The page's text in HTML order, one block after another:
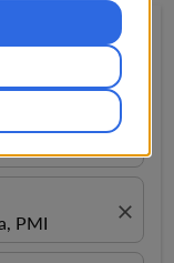
close
PMI close